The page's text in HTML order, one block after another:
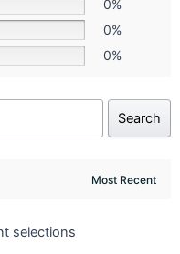
0%
0%
0%
Search
selections